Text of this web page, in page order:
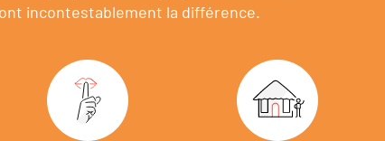
incontestablement la différence.